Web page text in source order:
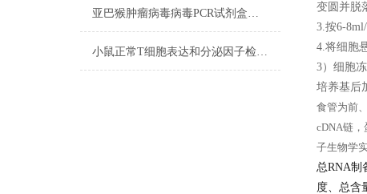
亚巴猴肿瘤病毒病毒PCR试剂盒实验规则
小鼠正常T细胞表达和分泌因子检测试剂盒反应步骤
变圆并脱
3.按6-
4.将细胞
3）细胞
培养基后
食管为前
cDNA链
子生物学
总RNA制
度、总含